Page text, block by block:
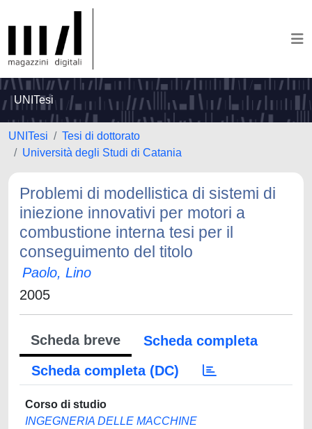
UNITesi
UNITesi
Tesi di dottorato
Università degli Studi di Catania
Problemi di modellistica di sistemi di
iniezione innovativi per motori a
combustione interna tesi per il
conseguimento del titolo
Paolo, Lino
2005
Scheda breve
Scheda completa
Scheda completa (DC)
Corso di studio
INGEGNERIA DELLE MACCHINE